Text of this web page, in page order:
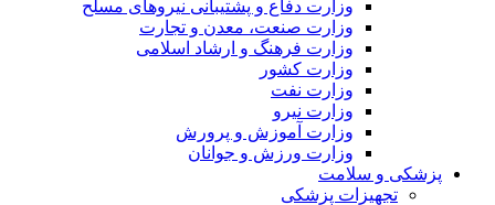
وزارت دفاع و پشتیبانی نیروهای مسلح
وزارت صنعت، معدن و تجارت
وزارت فرهنگ و ارشاد اسلامی
وزارت کشور
وزارت نفت
وزارت نیرو
وزارت آموزش و پرورش
وزارت ورزش و جوانان
پزشکی و سلامت
تجهیزات پزشکی